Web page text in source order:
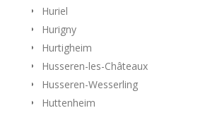
Huriel
Hurigny
Hurtigheim
Husseren-les-Châteaux
Husseren-Wesserling
Huttenheim